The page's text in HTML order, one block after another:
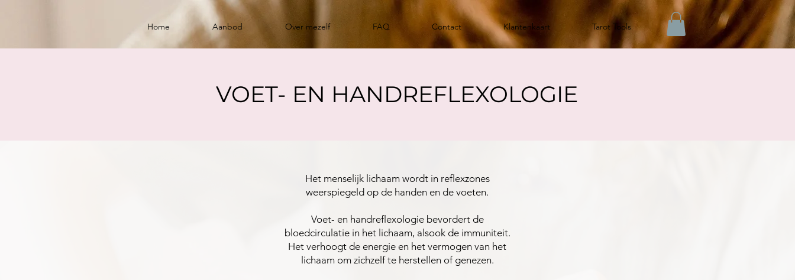
Home Aanbod Over mezelf FAQ Contact Klantenkaart Tarot Tools
VOET- EN HANDREFLEXOLOGIE
Het menselijk lichaam wordt in reflexzones
weerspiegeld op de handen en de voeten.
Voet- en handreflexologie bevordert de
bloedcirculatie in het lichaam, alsook de immuniteit.
Het verhoogt de energie en het vermogen van het
lichaam om zichzelf te herstellen of genezen.